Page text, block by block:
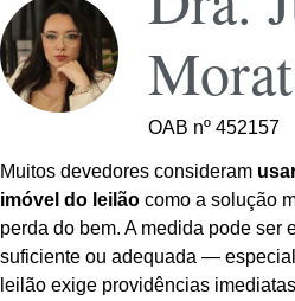
OAB nº 452157
Muitos devedores consideram
imóvel do leilão como a solução
perda do bem. A medida pode ser
suficiente ou adequada —
leilão exige providências